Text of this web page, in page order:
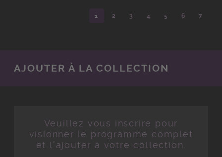
1 2 3 4 5 6 7
AJOUTER À LA COLLECTION
Veuillez vous inscrire pour
visionner le programme complet
et l'ajouter à votre collection.